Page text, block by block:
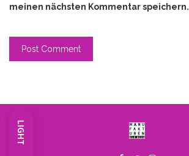
LIGHT
meinen nächsten Kommentar speichern.